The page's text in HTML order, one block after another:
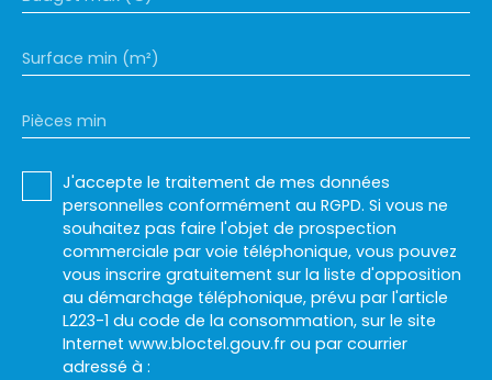
Surface min (m²)
Pièces min
J'accepte le traitement de mes données
personnelles conformément au RGPD. Si vous ne
souhaitez pas faire l'objet de prospection
commerciale par voie téléphonique, vous pouvez
vous inscrire gratuitement sur la liste d'opposition
au démarchage téléphonique, prévu par l'article
L223-1 du code de la consommation, sur le site
Internet www.bloctel.gouv.fr ou par courrier
adressé à :